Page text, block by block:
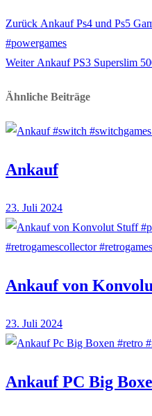
Beitragsnavigation
Zurück Vorheriger
Beitrag:
Ankauf Ps4 und Ps5
#powergames
Weiter Nächster
Ankauf PS3 Superslim
Ähnliche Beiträge
Ankauf
23. Juli 2024
Ankauf von
23. Juli 2024
Ankauf PC Big